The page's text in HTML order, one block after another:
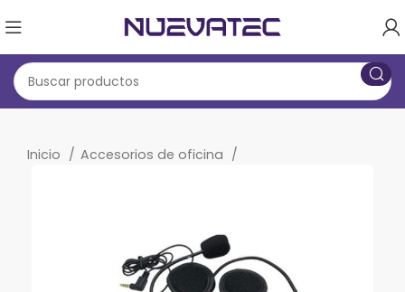
Inicio Accesorios de oficina